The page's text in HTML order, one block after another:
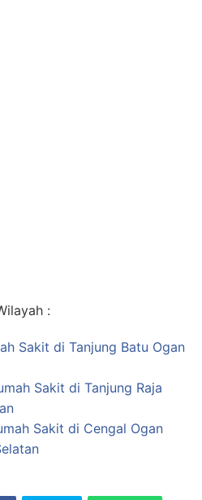
:
Sakit di Tanjung Batu Ogan
Sakit di Tanjung Raja
Sakit di Cengal Ogan